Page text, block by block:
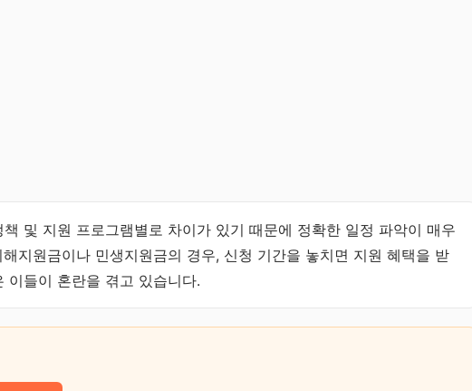
및 지원 프로그램별로 차이가 있기 때문에 정확한 일정 파악이 매우
지원금이나 민생지원금의 경우, 신청 기간을 놓치면 지원 혜택을 받
이들이 혼란을 겪고 있습니다.